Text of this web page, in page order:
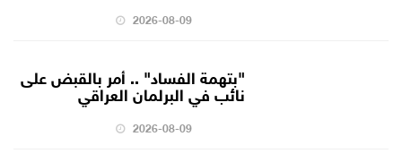
2026-08-09
"بتهمة الفساد" .. أمر بالقبض على
نائب في البرلمان العراقي
2026-08-09